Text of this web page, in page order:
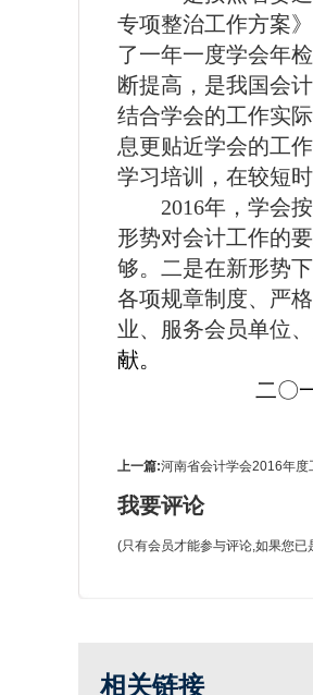
专项整治工作方案
了一年一度学会年
断提高，是我国会
结合学会的工作实
息更贴近学会的工
学习培训，在较短
2016年，学会
形势对会计工作的
够。二是在新形势
各项规章制度、严
业、服务会员单位
献。
二〇
上一篇:河南省会计学会2016年度
我要评论
(只有会员才能参与评论,如果您已
相关链接